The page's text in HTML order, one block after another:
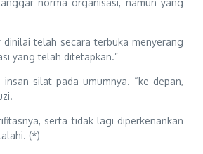
telah secara terbuka menyerang
yang telah ditetapkan.”
silat pada umumnya. “ke depan,
serta tidak lagi diperkenankan
(*)